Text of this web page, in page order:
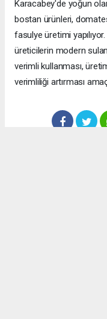
Karacabey'de yoğun
bostan ürünleri,
fasulye üretimi
üreticilerin modern
verimli kullanması,
verimliliği artırması